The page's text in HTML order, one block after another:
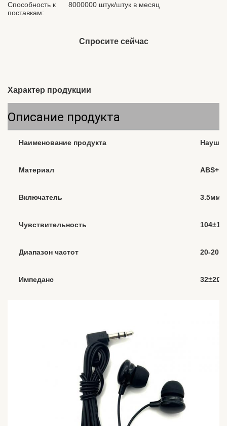
Способность к
поставкам:
8000000 штук/штук в месяц
Спросите сейчас
Характер продукции
Описание продукта
Наименование продукта
Материал
Включатель 3.5мм,
Чувствительность
Диапазон частот 20-20
Импеданс 32±2Ω